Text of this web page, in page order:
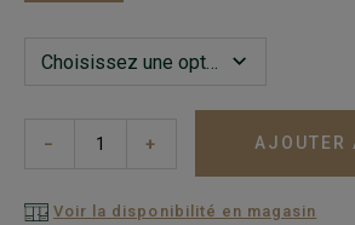
− + AJOUTER
Voir la disponibilité en magasin